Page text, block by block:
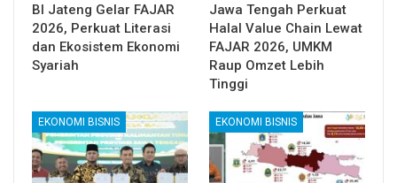
BI Jateng Gelar FAJAR
2026, Perkuat Literasi
dan Ekosistem Ekonomi
Syariah
Jawa Tengah Perkuat
Halal Value Chain Lewat
FAJAR 2026, UMKM
Raup Omzet Lebih
Tinggi
EKONOMI BISNIS EKONOMI BISNIS